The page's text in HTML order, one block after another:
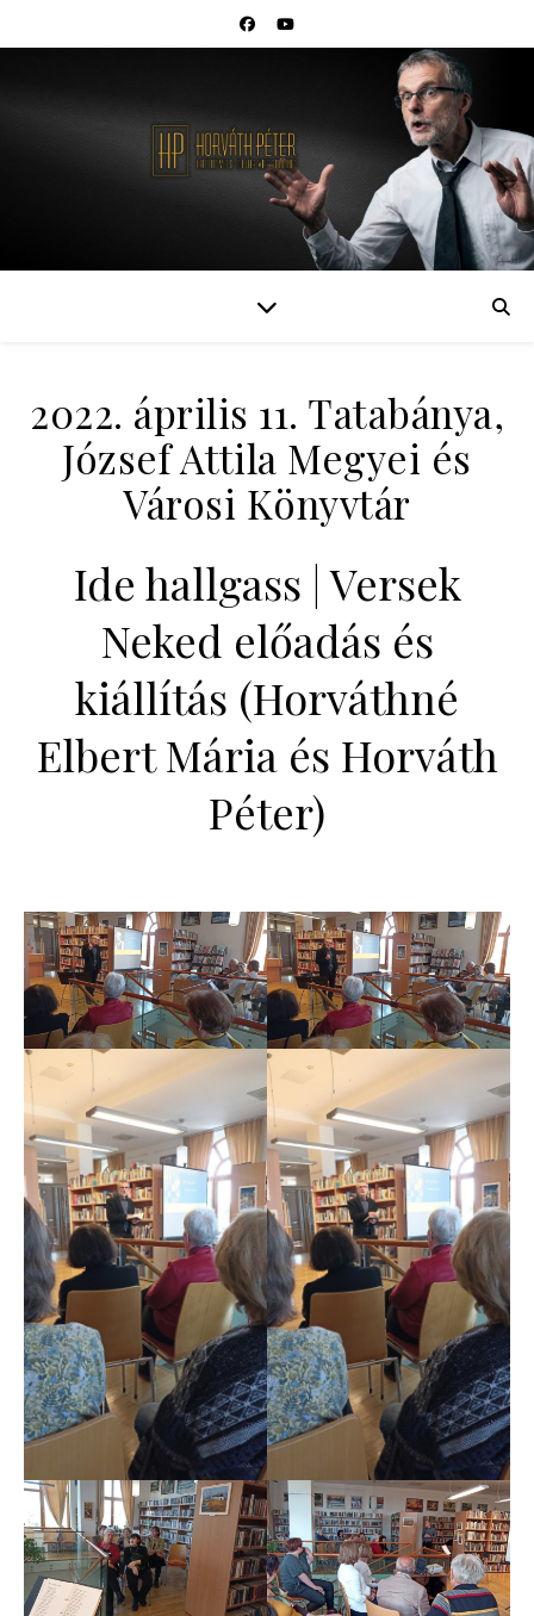
2022. április 11. Tatabánya,
József Attila Megyei és
Városi Könyvtár
Ide hallgass | Versek
Neked előadás és
kiállítás (Horváthné
Elbert Mária és Horváth
Péter)